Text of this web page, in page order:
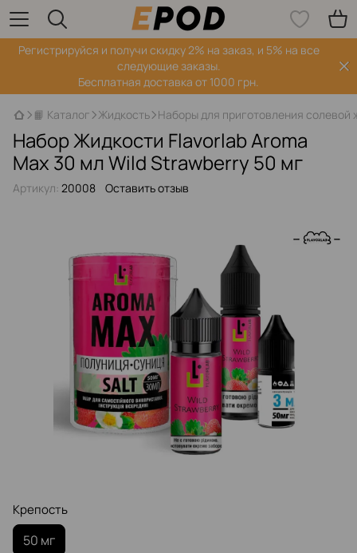
Регистрируйся‌ и получи скидку 2% на заказ, и 5% на все
следующие заказы.
Бесплатная доставка от 1000 грн.
📙 Каталог Жидкость Наборы для приготовления солевой
Набор Жидкости Flavorlab Aroma
Max 30 мл Wild Strawberry 50 мг
Артикул: 20008 Оставить отзыв
Крепость
50 мг